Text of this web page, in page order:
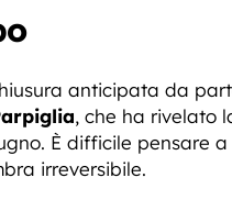
anticipata da
, che ha rivelato
È difficile pensare
irreversibile.